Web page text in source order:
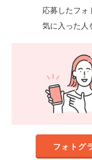
応募したフォ
気に入った人
フォトグ